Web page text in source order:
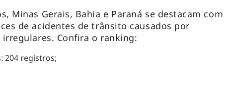
Minas Gerais, Bahia e Paraná se destacam com
de acidentes de trânsito causados por
irregulares. Confira o ranking:
204 registros;